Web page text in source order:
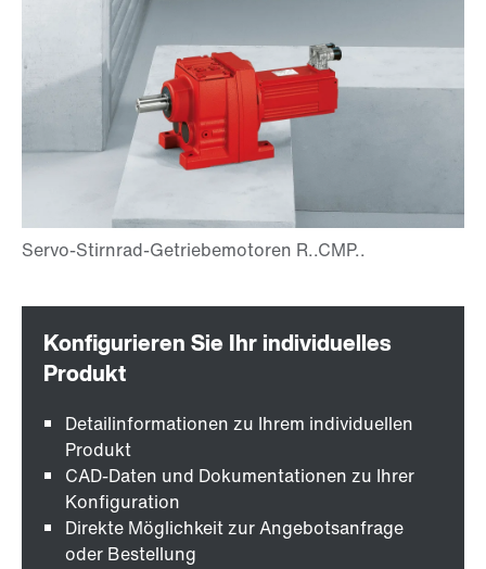
Detailinformationen zu Ihrem individuellen
Produkt
CAD-Daten und Dokumentationen zu Ihrer
Konfiguration
Direkte Möglichkeit zur Angebotsanfrage
oder Bestellung